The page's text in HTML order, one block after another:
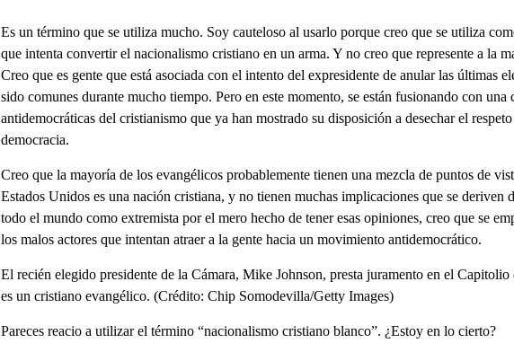
Es un término que se utiliza mucho. Soy cauteloso al usarlo porque creo que se utiliza
que intenta convertir el nacionalismo cristiano en un arma. Y no creo que represente a la
Creo que es gente que está asociada con el intento del expresidente de anular las últimas
sido comunes durante mucho tiempo. Pero en este momento, se están fusionando con una
antidemocráticas del cristianismo que ya han mostrado su disposición a desechar el
democracia.
Creo que la mayoría de los evangélicos probablemente tienen una mezcla de puntos de
Estados Unidos es una nación cristiana, y no tienen muchas implicaciones que se deriven
todo el mundo como extremista por el mero hecho de tener esas opiniones, creo que se
los malos actores que intentan atraer a la gente hacia un movimiento antidemocrático.
El recién elegido presidente de la Cámara, Mike Johnson, presta juramento en el Capitolio
es un cristiano evangélico. (Crédito: Chip Somodevilla/Getty Images)
Pareces reacio a utilizar el término “nacionalismo cristiano blanco”. ¿Estoy en lo cierto?